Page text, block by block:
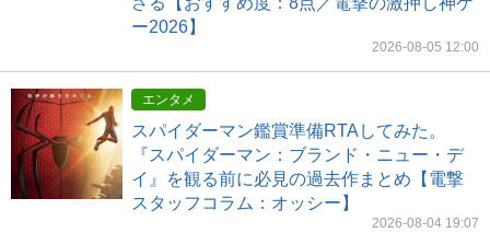
ー2026】
2026-08-05 12:00
エンタメ
スパイダーマン鑑賞準備RTAしてみた。
『スパイダーマン：ブランド・ニュー・デ
イ』を観る前に必見の過去作まとめ【電撃
スタッフコラム：オッシー】
2026-08-04 19:07